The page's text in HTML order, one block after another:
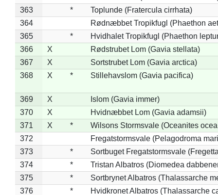
363
*
Toplunde (Fratercula cirrhata)
364
Rødnæbbet Tropikfugl (Phaethon
365
*
Hvidhalet Tropikfugl (Phaethon
366
X
Rødstrubet Lom (Gavia stellata)
367
X
Sortstrubet Lom (Gavia arctica)
368
X * Stillehavslom (Gavia pacifica)
369 X
Islom (Gavia immer)
370
X
Hvidnæbbet Lom (Gavia adamsii)
371
X *
Wilsons Stormsvale (Oceanites
372
Fregatstormsvale (Pelagodroma
373
*
Sortbuget Fregatstormsvale
374
*
Tristan Albatros (Diomedea
375
*
Sortbrynet Albatros (Thalassarche
376
*
Hvidkronet Albatros (Thalassarche